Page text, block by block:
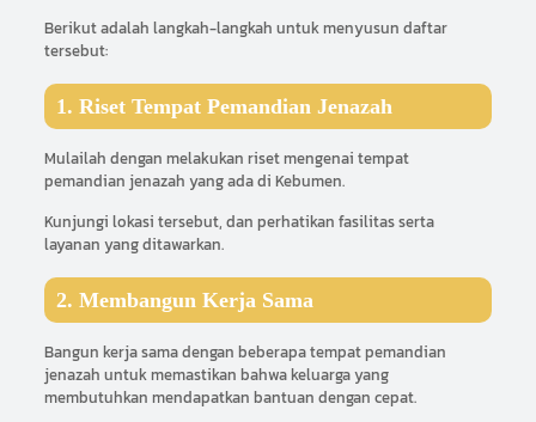
Berikut adalah langkah-langkah untuk menyusun daftar
tersebut:
1. Riset Tempat Pemandian Jenazah
Mulailah dengan melakukan riset mengenai tempat
pemandian jenazah yang ada di Kebumen.
Kunjungi lokasi tersebut, dan perhatikan fasilitas serta
layanan yang ditawarkan.
2. Membangun Kerja Sama
Bangun kerja sama dengan beberapa tempat pemandian
jenazah untuk memastikan bahwa keluarga yang
membutuhkan mendapatkan bantuan dengan cepat.